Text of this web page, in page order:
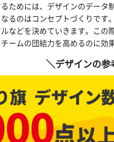
ためには、デザインのデー
るのはコンセプトづくりで
などを決めていきます。こ
ームの団結力を高めるのに効
＼デザインの